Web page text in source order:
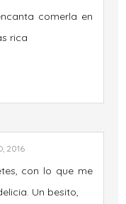
comerla en
rica
2016
con lo que me
Un besito,